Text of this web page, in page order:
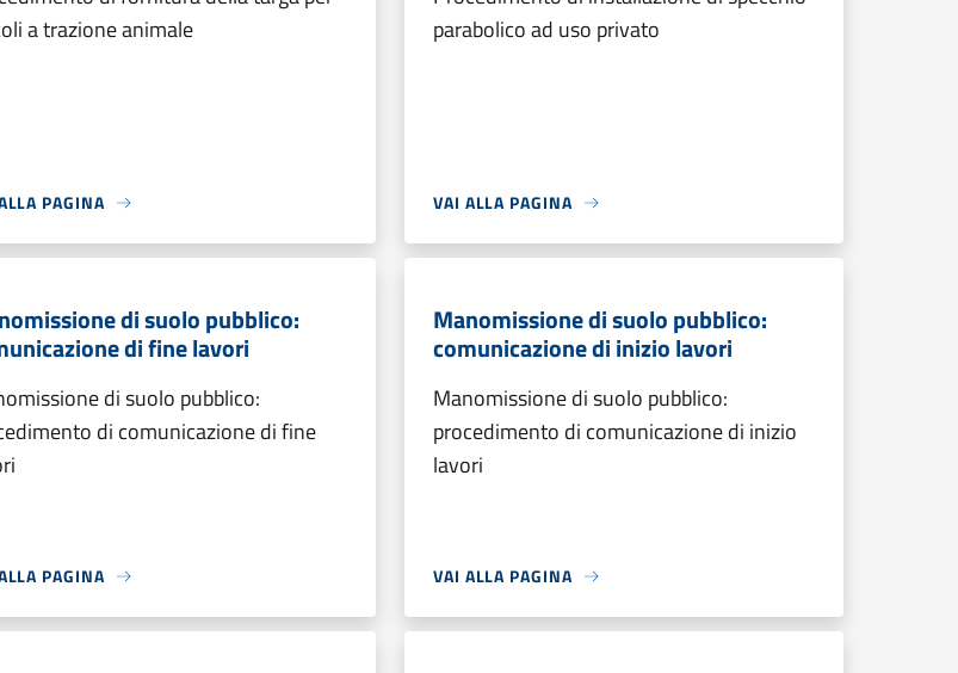
a trazione animale
PAGINA
parabolico ad uso privato
VAI ALLA PAGINA
di suolo pubblico:
di fine lavori
di suolo pubblico:
di comunicazione di fine
PAGINA
Manomissione di suolo pubblico:
comunicazione di inizio lavori
Manomissione di suolo pubblico:
procedimento di comunicazione di inizio
lavori
VAI ALLA PAGINA